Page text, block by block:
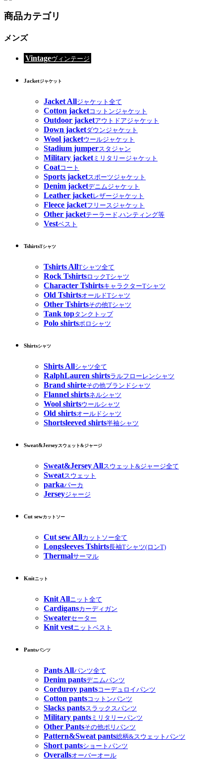
商品カテゴリ
メンズ
Vintageヴィンテージ
Jacketジャケット
Jacket Allジャケット全て
Cotton jacketコットンジャケット
Outdoor jacketアウトドアジャケット
Down jacketダウンジャケット
Wool jacketウールジャケット
Stadium jumperスタジャン
Military jacketミリタリージャケット
Coatコート
Sports jacketスポーツジャケット
Denim jacketデニムジャケット
Leather jacketレザージャケット
Fleece jacketフリースジャケット
Other jacketテーラード,ハンティング等
Vestベスト
TshirtsTシャツ
Tshirts AllTシャツ全て
Rock TshirtsロックTシャツ
Character TshirtsキャラクターTシャツ
Old TshirtsオールドTシャツ
Other Tshirtsその他Tシャツ
Tank topタンクトップ
Polo shirtsポロシャツ
Shirtsシャツ
Shirts Allシャツ全て
RalphLauren shirtsラルフローレンシャツ
Brand shirteその他ブランドシャツ
Flannel shirtsネルシャツ
Wool shirtsウールシャツ
Old shirtsオールドシャツ
Shortsleeved shirts半袖シャツ
Sweat&Jerseyスウェット&ジャージ
Sweat&Jersey Allスウェット&ジャージ全て
Sweatスウェット
parkaパーカ
Jerseyジャージ
Cut sewカットソー
Cut sew Allカットソー全て
Longsleeves Tshirts長袖Tシャツ(ロンT)
Thermalサーマル
Knitニット
Knit Allニット全て
Cardigansカーディガン
Sweaterセーター
Knit vestニットベスト
Pantsパンツ
Pants Allパンツ全て
Denim pantsデニムパンツ
Corduroy pantsコーデュロイパンツ
Cotton pantsコットンパンツ
Slacks pantsスラックスパンツ
Military pants ミリタリーパンツ
Other Pantsその他ポリパンツ
Pattern&Sweat pants総柄&スウェットパンツ
Short pantsショートパンツ
Overallsオーバーオール